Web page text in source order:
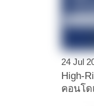
24 Jul
High-
คอนโ